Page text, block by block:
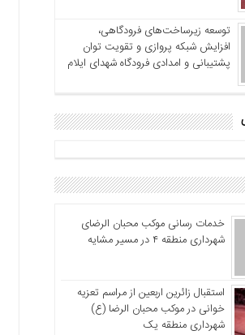
توسعه زیرساخت‌های فرودگاهی،
افزایش شبکه پروازی و تقویت توان
پشتیبانی و امدادی فرودگاه شهدای ایلام
خدمات رسانی موکب محبان الرضای
شهرداری منطقه ۴ در مسیر مشایه
استقبال زائرین اربعین از مراسم تعزیه
خوانی در موکب محبان الرضا (ع)
شهرداری منطقه یک